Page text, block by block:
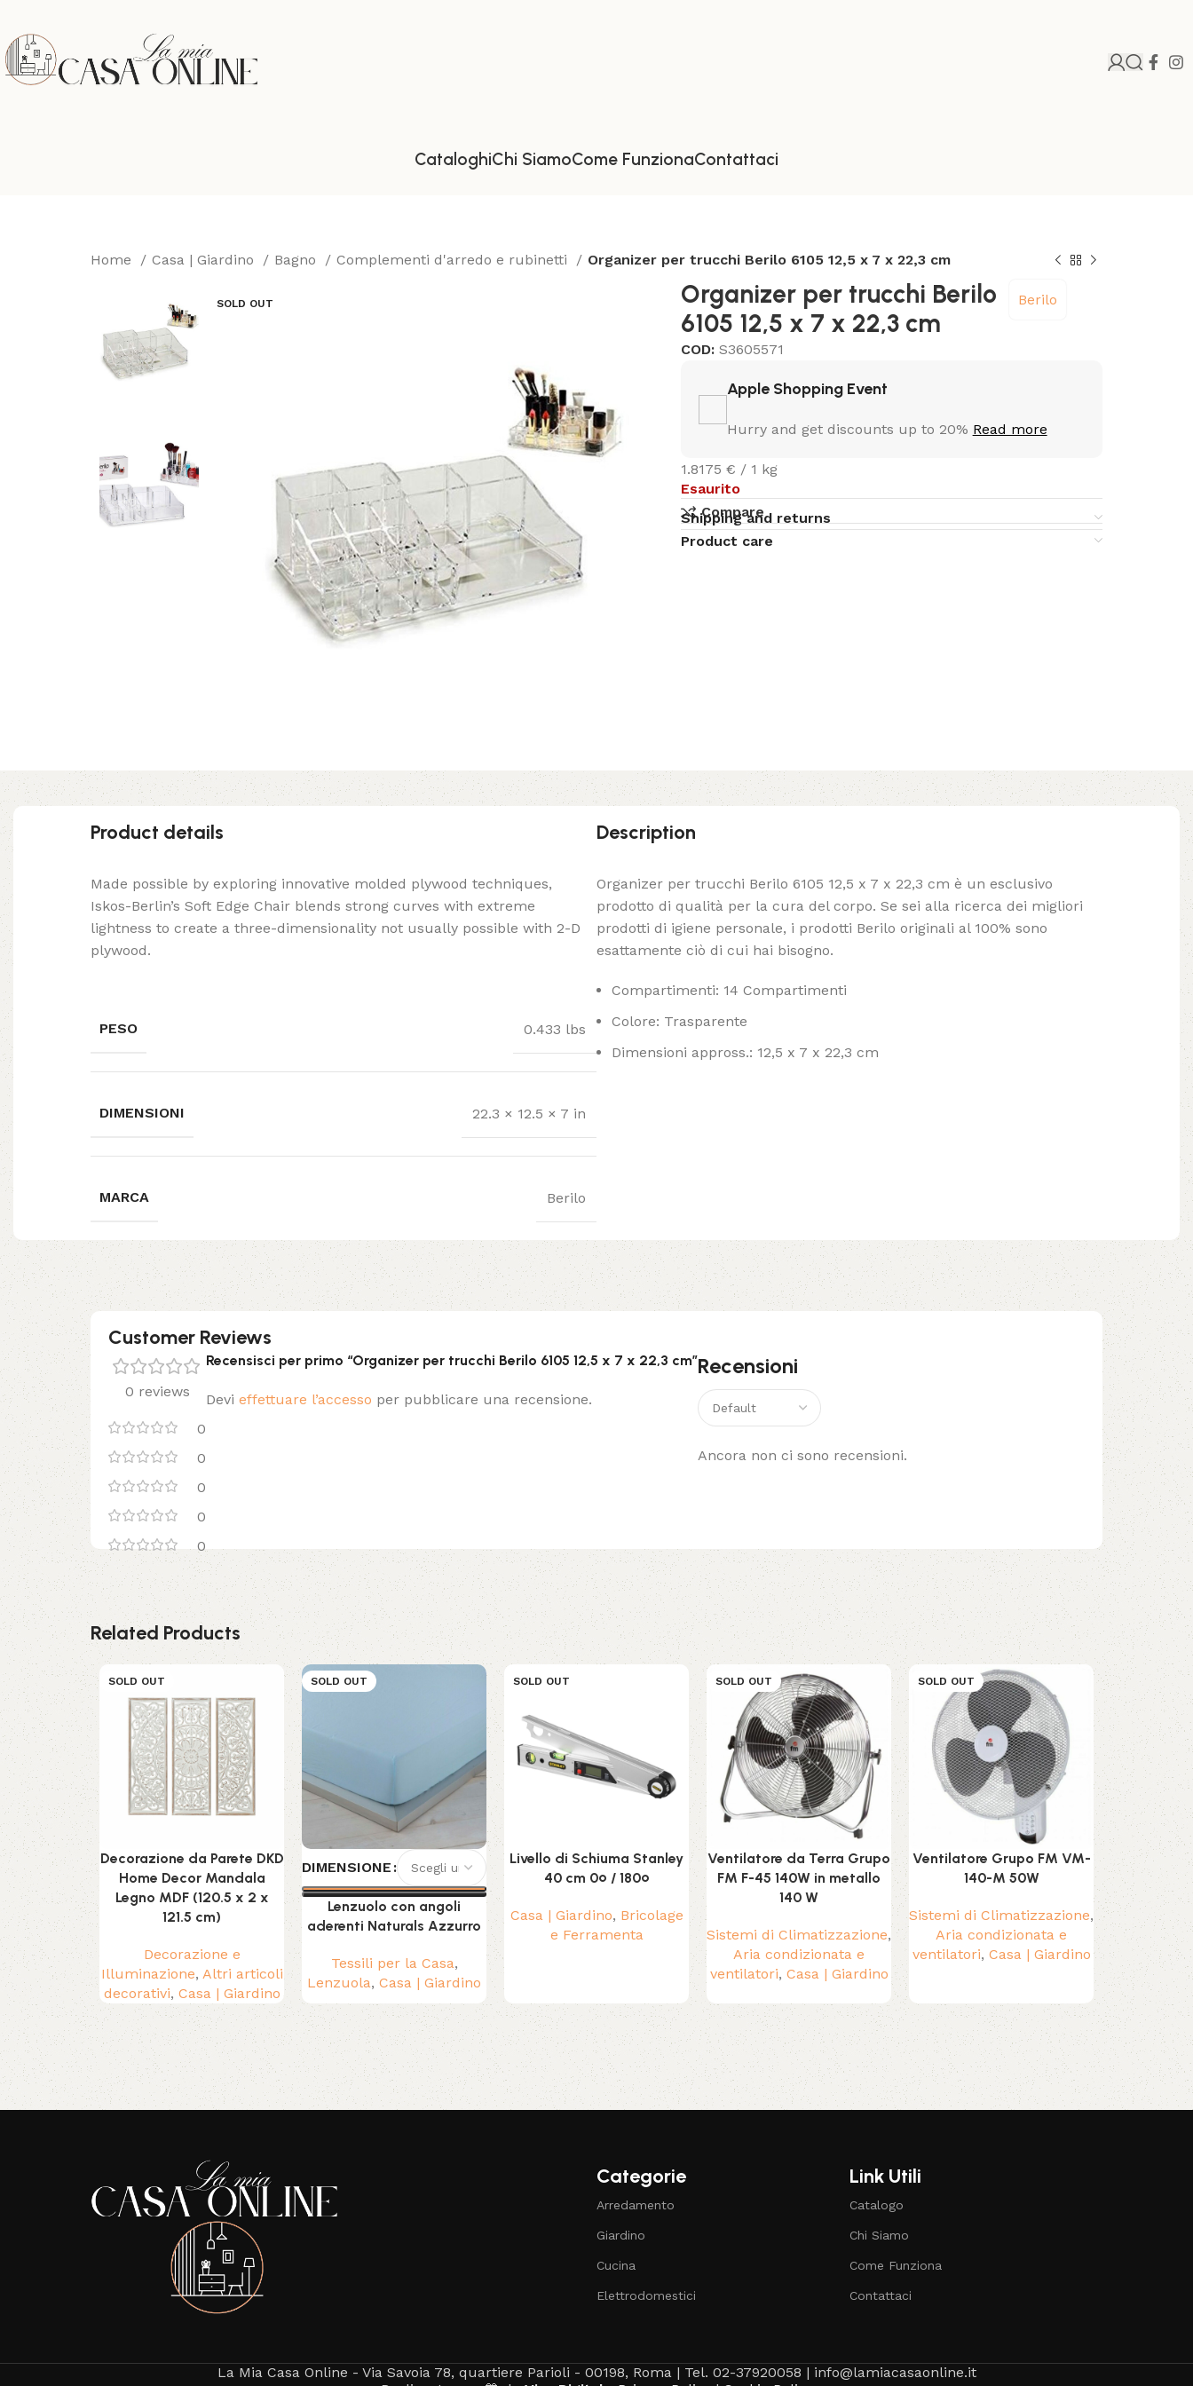
CataloghiChi SiamoCome FunzionaContattaci
Home Casa | Giardino Bagno Complementi d'arredo e rubinetti Organizer per trucchi Berilo 6105 12,5 x 7 x 22,3 cm
SOLD OUT
Organizer per trucchi Berilo
6105 12,5 x 7 x 22,3 cm
Berilo
COD: S3605571
Apple Shopping Event
Hurry and get discounts up to 20% Read more
1.8175 € / 1 kg
Esaurito
Compare
Shipping and returns
Product care
Product details
Made possible by exploring innovative molded plywood techniques,
Iskos-Berlin’s Soft Edge Chair blends strong curves with extreme
lightness to create a three-dimensionality not usually possible with 2-D
plywood.
PESO 0.433 lbs
DIMENSIONI 22.3 × 12.5 × 7 in
MARCA Berilo
Description
Organizer per trucchi Berilo 6105 12,5 x 7 x 22,3 cm è un esclusivo
prodotto di qualità per la cura del corpo. Se sei alla ricerca dei migliori
prodotti di igiene personale, i prodotti Berilo originali al 100% sono
esattamente ciò di cui hai bisogno.
Compartimenti: 14 Compartimenti
Colore: Trasparente
Dimensioni appross.: 12,5 x 7 x 22,3 cm
Customer Reviews
0 reviews
0
0
0
0
0
Recensioni
Ancora non ci sono recensioni.
Recensisci per primo “Organizer per trucchi Berilo 6105 12,5 x 7 x 22,3 cm”
Devi effettuare l’accesso per pubblicare una recensione.
Related Products
SOLD OUT
Decorazione da Parete DKD
Home Decor Mandala
Legno MDF (120.5 x 2 x
121.5 cm)
Decorazione e
Illuminazione, Altri articoli
decorativi, Casa | Giardino
SOLD OUT
DIMENSIONE
Lenzuolo con angoli
aderenti Naturals Azzurro
Tessili per la Casa,
Lenzuola, Casa | Giardino
SOLD OUT
Livello di Schiuma Stanley
40 cm 0º / 180º
Casa | Giardino, Bricolage
e Ferramenta
SOLD OUT
Ventilatore da Terra Grupo
FM F-45 140W in metallo
140 W
Sistemi di Climatizzazione,
Aria condizionata e
ventilatori, Casa | Giardino
SOLD OUT
Ventilatore Grupo FM VM-
140-M 50W
Sistemi di Climatizzazione,
Aria condizionata e
ventilatori, Casa | Giardino
SOLD OUT
Zaino
20
Casa |
e
Read More
Categorie
Arredamento
Giardino
Cucina
Elettrodomestici
Link Utili
Catalogo
Chi Siamo
Come Funziona
Contattaci
La Mia Casa Online - Via Savoia 78, quartiere Parioli - 00198, Roma | Tel. 02-37920058 | info@lamiacasaonline.it